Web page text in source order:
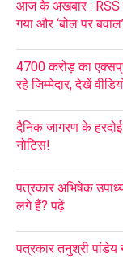
आज के अखबार : RSS
गया और ‘बोल पर
4700 करोड़ का
रहे जिम्मेदार, देखें
दैनिक जागरण के
नोटिस!
पत्रकार अभिषेक
लगे हैं? पढ़ें
पत्रकार तनुश्री पांडेय